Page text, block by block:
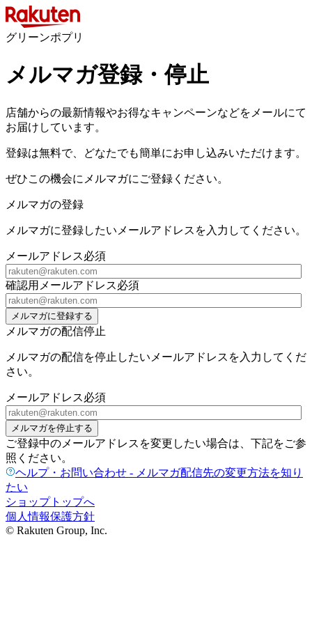
グリーンポプリ
メルマガ登録・停止
店舗からの最新情報やお得なキャンペーンなどをメールにて
お届けしています。
登録は無料で、どなたでも簡単にお申し込みいただけます。
ぜひこの機会にメルマガにご登録ください。
メルマガの登録
メルマガに登録したいメールアドレスを入力してください。
メールアドレス必須
確認用メールアドレス必須
メルマガに登録する
メルマガの配信停止
メルマガの配信を停止したいメールアドレスを入力してくだ
さい。
メールアドレス必須
メルマガを停止する
ご登録中のメールアドレスを変更したい場合は、下記をご参
照ください。
ヘルプ・お問い合わせ - メルマガ配信先の変更方法を知り
たい
ショップトップへ
個人情報保護方針
© Rakuten Group, Inc.